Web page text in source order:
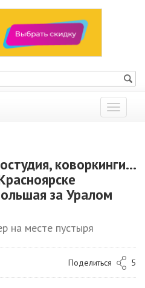
Показать
меню
коворкинги...
за Уралом
на месте пустыря
Поделиться 5